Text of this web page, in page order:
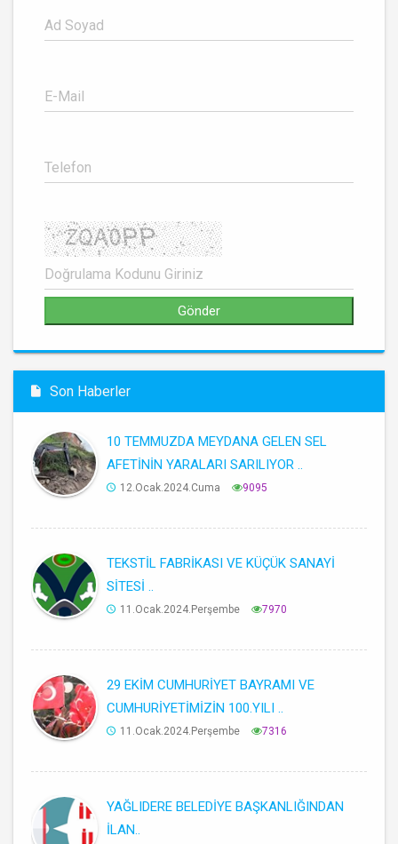
Son Haberler
10 TEMMUZDA MEYDANA GELEN SEL
AFETİNİN YARALARI SARILIYOR ..
12.Ocak.2024.Cuma 9095
TEKSTİL FABRİKASI VE KÜÇÜK SANAYİ
SİTESİ ..
11.Ocak.2024.Perşembe 7970
29 EKİM CUMHURİYET BAYRAMI VE
CUMHURİYETİMİZİN 100.YILI ..
11.Ocak.2024.Perşembe 7316
YAĞLIDERE BELEDİYE BAŞKANLIĞINDAN
İLAN..